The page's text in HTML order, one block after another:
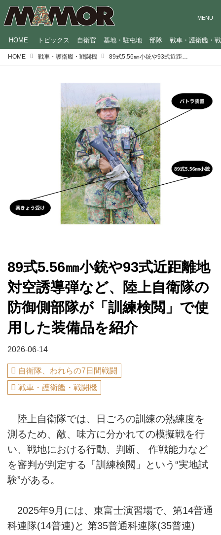
HOME トピックス 自衛官 基地・駐屯地 部隊 戦車・護衛艦・
HOME 戦車・護衛艦・戦闘機
89式5.56㎜小銃や93式近距離地
対空誘導弾など、陸上自衛隊の
防御側部隊が「訓練検閲」で使
用した装備品を紹介
2026-06-14
自衛隊、われらの7日間戦闘
戦車・護衛艦・戦闘機
陸上自衛隊では、日ごろの訓練の熟練度を
測るため、敵、味方に分かれての模擬戦を行
い、戦地における行動、判断、 作戦能力など
を審判が判定する「訓練検閲」という“実地試
験”がある。
2025年9月には、東富士演習場で、第14普通
科連隊(14普連)と 第35普通科連隊(35普連)